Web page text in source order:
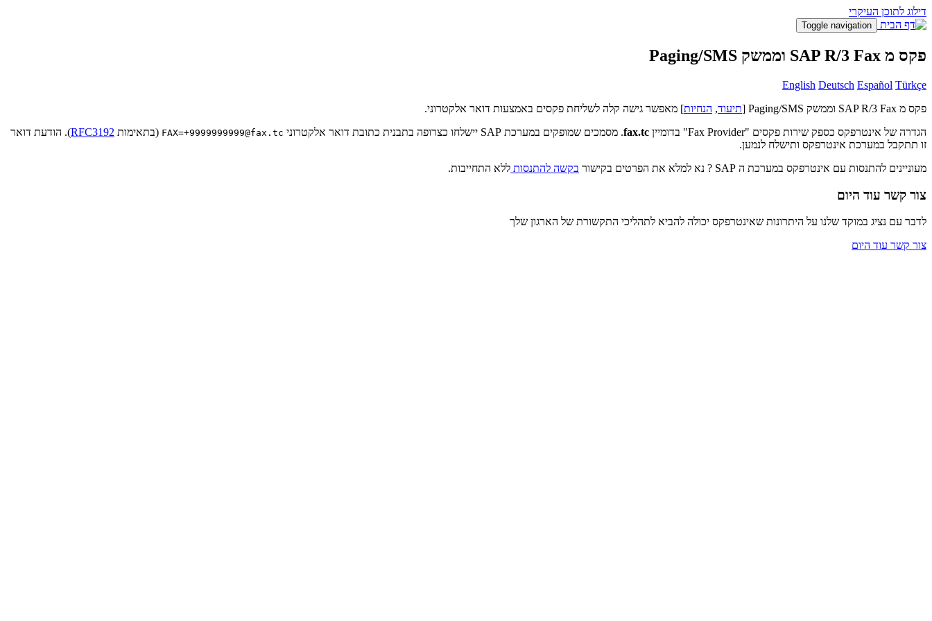
דילוג לתוכן העיקרי
Toggle navigation
פקס מ SAP R/3 Fax וממשק Paging/SMS
English Deutsch Español Türkçe
פקס מ SAP R/3 Fax וממשק Paging/SMS [
תיעוד, הנחיות] מאפשר גישה קלה לשליחת פקסים באמצעות דואר אלקטרוני.
הגדרה של אינטרפקס כספק שירות פקסים "Fax Provider" בדומיין
fax.tc. מסמכים שמופקים במערכת SAP יישלחו כצרופה בתבנית כתובת דואר אלקטרוני FAX=+9999999999@fax.tc (בתאימות RFC3192). הודעת דואר
זו תתקבל במערכת אינטרפקס ותישלח לנמען.
מעוניינים להתנסות עם אינטרפקס במערכת ה SAP ? נא למלא את הפרטים בקישור
בקשה להתנסות ללא התחייבות.
צור קשר עוד היום
לדבר עם נציג במוקד שלנו על היתרונות שאינטרפקס יכולה להביא לתהליכי התקשורת של הארגון שלך
צור קשר עוד היום